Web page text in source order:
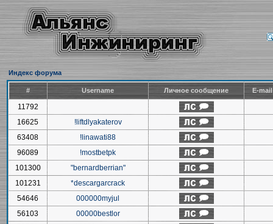
Индекс форума
# Username Личное сообщение E-
11792
16625
!liftdlyakaterov
63408
!linawati88
96089
!mostbetpk
101300
"bernardberrian"
101231
*descargarcrack
54646
000000myjul
56103
00000bestlor